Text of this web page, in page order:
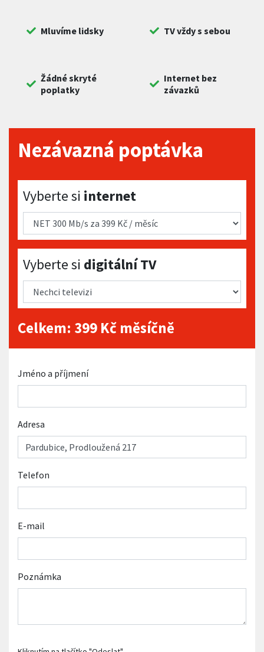
Mluvíme lidsky TV vždy s sebou
Žádné skryté
poplatky
Internet bez
závazků
Nezávazná poptávka
Vyberte si internet
Vyberte si internet
Vyberte si digitální TV
Vyberte si digitální TV
Celkem: 399 Kč měsíčně
Jméno a příjmení
Adresa
Telefon
E-mail
Poznámka